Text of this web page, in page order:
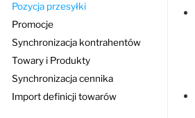
Pozycja przesyłki
Promocje
Synchronizacja kontrahentów
Towary i Produkty
Synchronizacja cennika
Import definicji towarów